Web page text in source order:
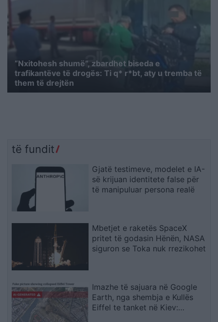
“Nxitohesh shumë”, zbardhet biseda e
trafikantëve të drogës: Ti q* r*bt, aty u tremba të
them të drejtën
të fundit
Gjatë testimeve, modelet e IA-
së krijuan identitete false për
të manipuluar persona realë
Mbetjet e raketës SpaceX
pritet të godasin Hënën, NASA
siguron se Toka nuk rrezikohet
Imazhe të sajuara në Google
Earth, nga shembja e Kullës
Eiffel te tanket në Kiev: